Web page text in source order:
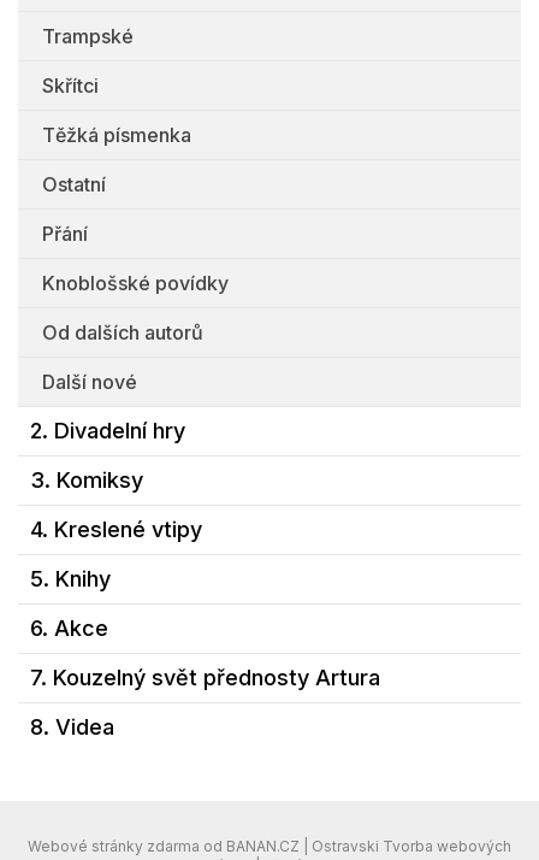
Trampské
Skřítci
Těžká písmenka
Ostatní
Přání
Knoblošské povídky
Od dalších autorů
Další nové
2. Divadelní hry
3. Komiksy
4. Kreslené vtipy
5. Knihy
6. Akce
7. Kouzelný svět přednosty Artura
8. Videa
Webové stránky zdarma od BANAN.CZ
Ostravski Tvorba webových